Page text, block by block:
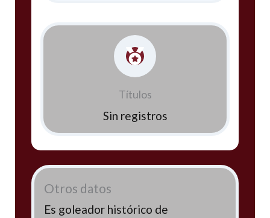
Títulos
Sin registros
Otros datos
Es goleador histórico de